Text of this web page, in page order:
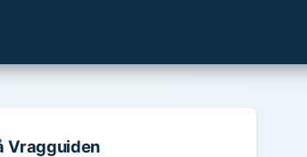
Vragguiden